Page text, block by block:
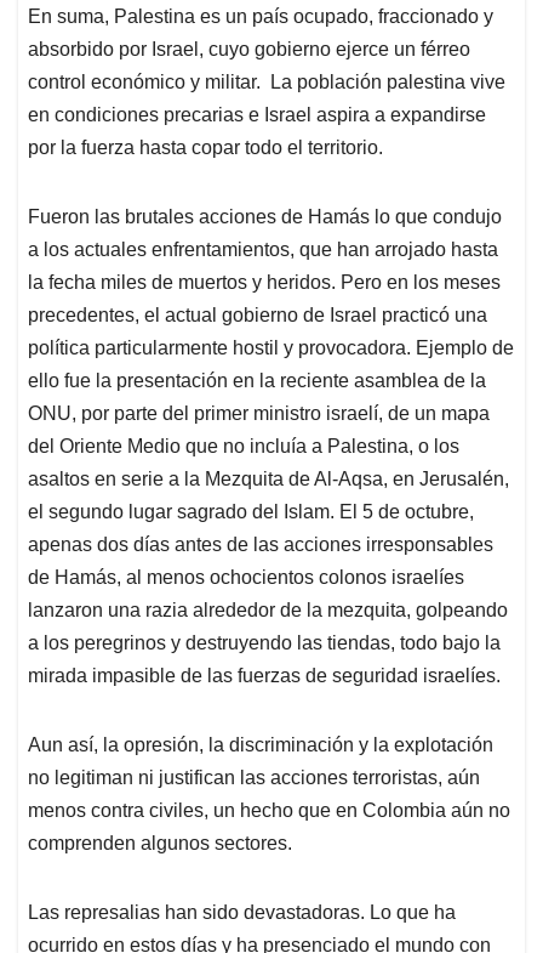
En suma, Palestina es un país ocupado, fraccionado y
absorbido por Israel, cuyo gobierno ejerce un férreo
control económico y militar. La población palestina vive
en condiciones precarias e Israel aspira a expandirse
por la fuerza hasta copar todo el territorio.
Fueron las brutales acciones de Hamás lo que condujo
a los actuales enfrentamientos, que han arrojado hasta
la fecha miles de muertos y heridos. Pero en los meses
precedentes, el actual gobierno de Israel practicó una
política particularmente hostil y provocadora. Ejemplo de
ello fue la presentación en la reciente asamblea de la
ONU, por parte del primer ministro israelí, de un mapa
del Oriente Medio que no incluía a Palestina, o los
asaltos en serie a la Mezquita de Al-Aqsa, en Jerusalén,
el segundo lugar sagrado del Islam. El 5 de octubre,
apenas dos días antes de las acciones irresponsables
de Hamás, al menos ochocientos colonos israelíes
lanzaron una razia alrededor de la mezquita, golpeando
a los peregrinos y destruyendo las tiendas, todo bajo la
mirada impasible de las fuerzas de seguridad israelíes.
Aun así, la opresión, la discriminación y la explotación
no legitiman ni justifican las acciones terroristas, aún
menos contra civiles, un hecho que en Colombia aún no
comprenden algunos sectores.
Las represalias han sido devastadoras. Lo que ha
ocurrido en estos días y ha presenciado el mundo con